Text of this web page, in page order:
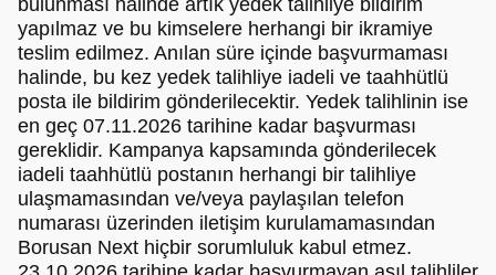
yapılmaz ve bu kimselere herhangi bir ikramiye
teslim edilmez. Anılan süre içinde başvurmaması
halinde, bu kez yedek talihliye iadeli ve taahhütlü
posta ile bildirim gönderilecektir. Yedek talihlinin ise
en geç 07.11.2026 tarihine kadar başvurması
gereklidir. Kampanya kapsamında gönderilecek
iadeli taahhütlü postanın herhangi bir talihliye
ulaşmamasından ve/veya paylaşılan telefon
numarası üzerinden iletişim kurulamamasından
Borusan Next hiçbir sorumluluk kabul etmez.